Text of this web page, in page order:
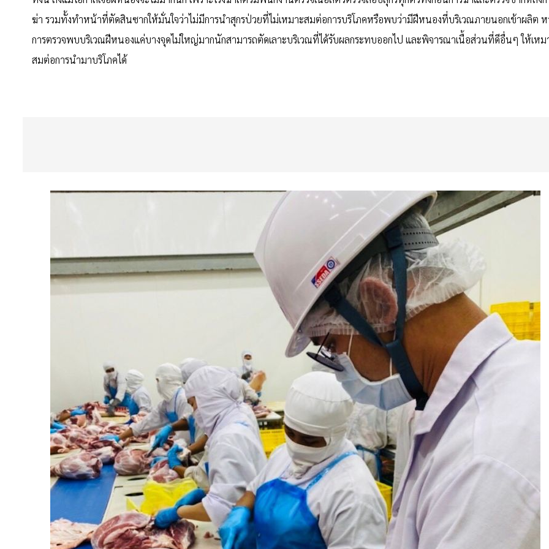
ฆ่า รวมทั้งทำหน้าที่ตัดสินซากให้มั่นใจว่าไม่มีการนำสุกรป่วยที่ไม่เหมาะสมต่อการบริโภคหรือพบว่ามีฝีหนองที่บริเวณภายนอกเข้าผลิต ห
การตรวจพบบริเวณฝีหนองแค่บางจุดไม่ใหญ่มากนักสามารถตัดเลาะบริเวณที่ได้รับผลกระทบออกไป และพิจารณาเนื้อส่วนที่ดีอื่นๆ ให้เหม
สมต่อการนำมาบริโภคได้